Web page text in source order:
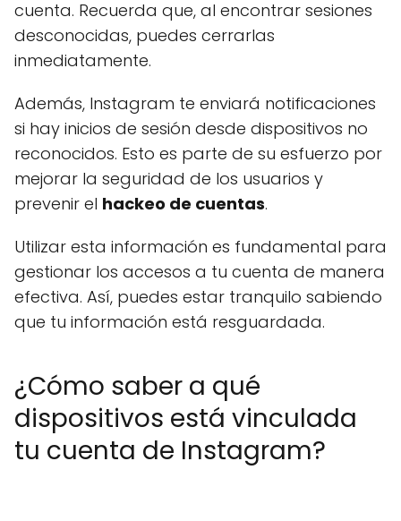
cuenta. Recuerda que, al encontrar sesiones
desconocidas, puedes cerrarlas
inmediatamente.
Además, Instagram te enviará notificaciones
si hay inicios de sesión desde dispositivos no
reconocidos. Esto es parte de su esfuerzo por
mejorar la seguridad de los usuarios y
prevenir el hackeo de cuentas.
Utilizar esta información es fundamental para
gestionar los accesos a tu cuenta de manera
efectiva. Así, puedes estar tranquilo sabiendo
que tu información está resguardada.
¿Cómo saber a qué
dispositivos está vinculada
tu cuenta de Instagram?